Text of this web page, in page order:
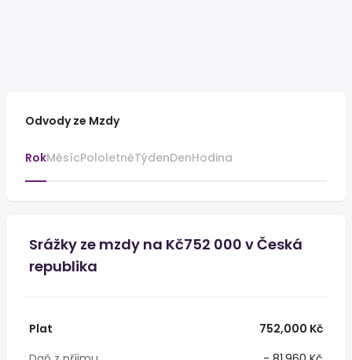
Odvody ze Mzdy
RokMěsícPololetněTýdenDenHodina
Srážky ze mzdy na Kč752 000 v Česká
republika
Plat
752,000 Kč